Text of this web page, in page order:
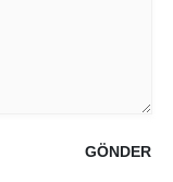
GÖNDER